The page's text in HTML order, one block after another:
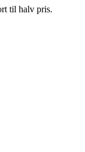
til halv pris.